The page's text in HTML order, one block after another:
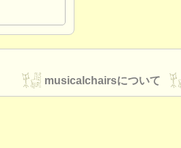
musicalchairsについて